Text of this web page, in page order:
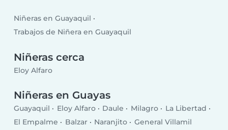
Niñeras en Guayaquil
Trabajos de Niñera en Guayaquil
Niñeras cerca
Eloy Alfaro
Niñeras en Guayas
Guayaquil Eloy Alfaro Daule Milagro
La Libertad
El Empalme
Balzar Naranjito General Villamil